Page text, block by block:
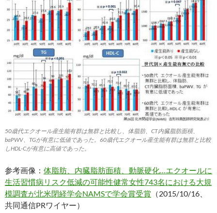
50歳代エクオール産生能有群は無群と比較し、体脂肪、CT内臓脂肪面積、
baPWV、TGが有意に低値であった。60歳代エクオール産生能有群は無群と比較
しHDL-Cが有意に高値であった。
参考画像： 体脂肪、内臓脂肪面積、動脈硬化…エクオールに
生活習慣病リスク低減の可能性健常女性743名における大規
模調査が北米閉経学会NAMSで学会賞受賞 （2015/10/16、
共同通信PRワイヤー）